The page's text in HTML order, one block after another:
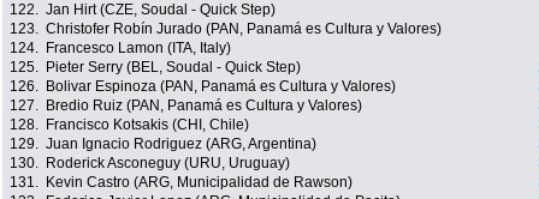
122. Jan Hirt (CZE, Soudal - Quick Step)
123. Christofer Robín Jurado (PAN, Panamá es Cultura y Valores)
124.
Francesco Lamon (ITA, Italy)
125.
Pieter Serry (BEL, Soudal - Quick Step)
126.
Bolivar Espinoza (PAN, Panamá es Cultura y Valores)
127.
Bredio Ruiz (PAN, Panamá es Cultura y Valores)
128.
Francisco Kotsakis (CHI, Chile)
129. Juan Ignacio Rodriguez (ARG, Argentina)
130.
Roderick Asconeguy (URU, Uruguay)
131.
Kevin Castro (ARG, Municipalidad de Rawson)